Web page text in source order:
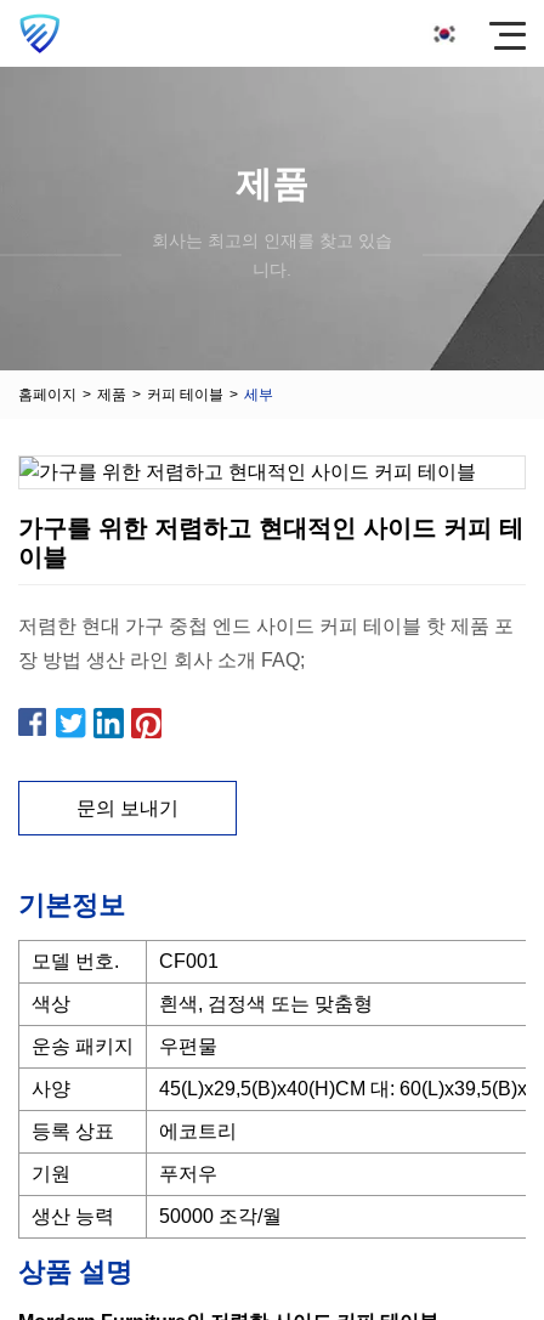
제품
회사는 최고의 인재를 찾고 있습
니다.
홈페이지 > 제품 > 커피 테이블 > 세부
가구를 위한 저렴하고 현대적인 사이드 커피 테
이블
저렴한 현대 가구 중첩 엔드 사이드 커피 테이블 핫 제품 포
장 방법 생산 라인 회사 소개 FAQ;
문의 보내기
기본정보
모델 번호. CF001
색상 흰색, 검정색 또는 맞춤형
운송 패키지 우편물
사양 45(L)x29,5(B)x40(H)CM 대:
등록 상표 에코트리
기원 푸저우
생산 능력 50000 조각/월
상품 설명